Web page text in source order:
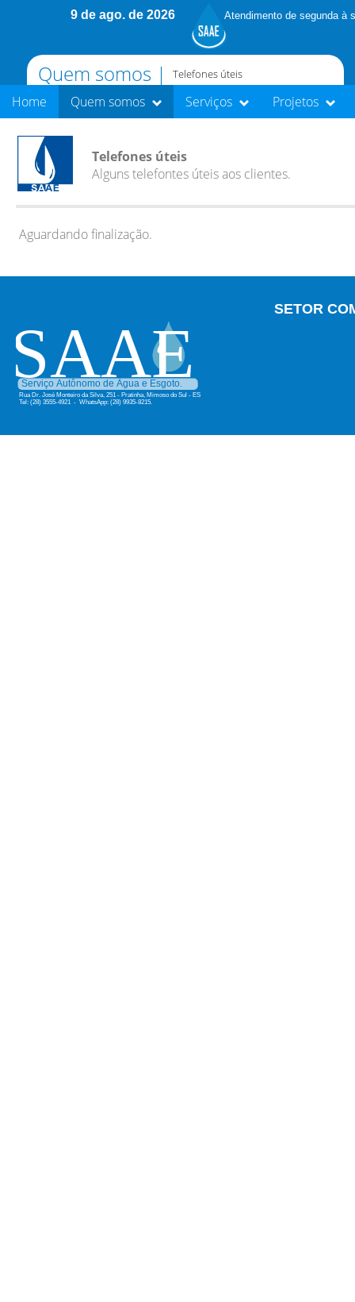
9 de ago. de 2026 Atendimento de segunda à
Quem somos | Telefones úteis
Home Quem somos Serviços Projetos
Telefones úteis
Alguns telefontes úteis aos clientes.
Aguardando finalização.
SETOR